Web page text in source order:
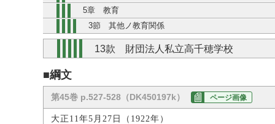
5章 教育
3節 其他ノ教育関係
13款 財団法人私立高千穂学校
■綱文
第45巻 p.527-528（DK450197k） ページ画像
大正11年5月27日（1922年）